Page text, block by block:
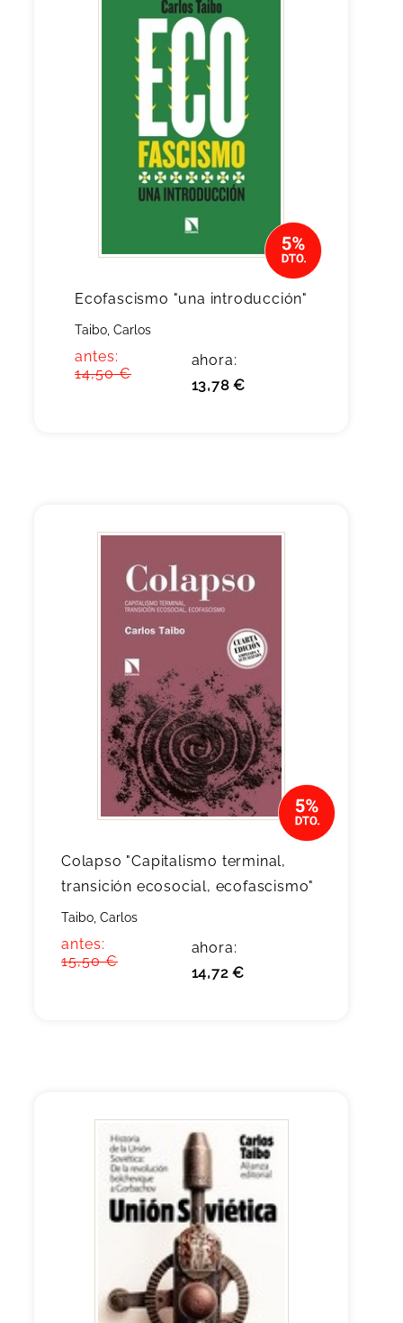
Ecofascismo "una introducción"
Taibo, Carlos
antes:
14,50 €
ahora:
13,78 €
Colapso "Capitalismo terminal,
transición ecosocial, ecofascismo"
Taibo, Carlos
antes:
15,50 €
ahora:
14,72 €